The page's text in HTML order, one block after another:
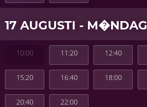
17 AUGUSTI - M�NDAG
10:00 11:20 12:40
15:20 16:40 18:00
20:40 22:00